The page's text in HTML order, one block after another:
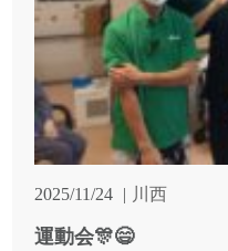
2025/11/24 川西
運動会🎊😄